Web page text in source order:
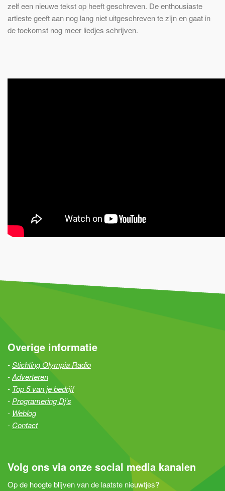
zelf een nieuwe tekst op heeft geschreven. De enthousiaste
artieste geeft aan nog lang niet uitgeschreven te zijn en gaat in
de toekomst nog meer liedjes schrijven.
Overige informatie
Stichting Olympia Radio
Adverteren
Top 5 van je bedrijf
Programering Dj's
Weblog
Contact
Volg ons via onze social media kanalen
Op de hoogte blijven van de laatste nieuwtjes?